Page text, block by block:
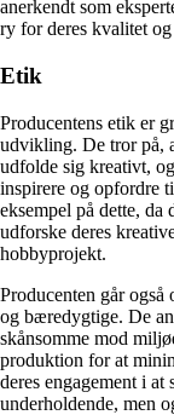
anerkendt som
ry for deres kvalitet
Etik
Producentens etik er
udvikling. De tror på,
udfolde sig kreativt,
inspirere og opfordre
eksempel på dette,
udforske deres
hobbyprojekt.
Producenten går
og bæredygtige. De
skånsomme mod
produktion for at
deres engagement i
underholdende, men